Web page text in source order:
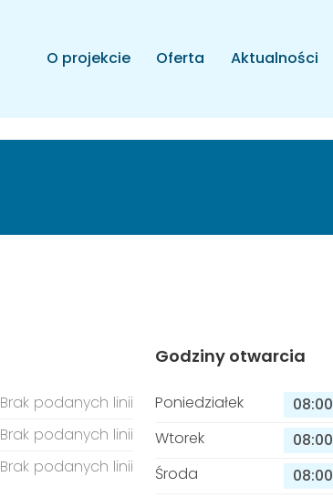
O projekcie Oferta Aktualności
Brak podanych linii
Brak podanych linii
Brak podanych linii
Godziny otwarcia
Poniedziałek 08:00
Wtorek
08:00
Środa
08:00